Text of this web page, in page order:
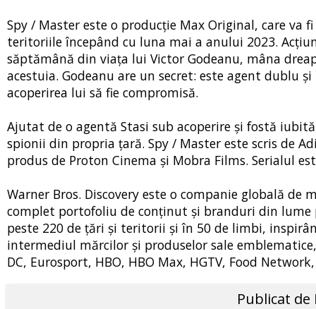
Spy / Master este o producție Max Original, care
teritoriile începând cu luna mai a anului 2023.
săptămână din viața lui Victor Godeanu, mâna
acestuia. Godeanu are un secret: este agent dublu
acoperirea lui să fie compromisă.
Ajutat de o agentă Stasi sub acoperire și fostă
spionii din propria țară. Spy / Master este scris de
produs de Proton Cinema și Mobra Films. Serialul
Warner Bros. Discovery este o companie globală
complet portofoliu de conținut și branduri din
peste 220 de țări și teritorii și în 50 de limbi,
intermediul mărcilor și produselor sale
DC, Eurosport, HBO, HBO Max, HGTV, Food
Publicat de